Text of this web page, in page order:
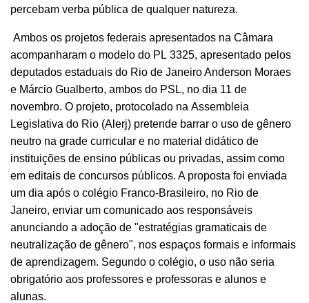
percebam verba pública de qualquer natureza.
Ambos os projetos federais apresentados na Câmara
acompanharam o modelo do PL 3325, apresentado pelos
deputados estaduais do Rio de Janeiro Anderson Moraes
e Márcio Gualberto, ambos do PSL, no dia 11 de
novembro. O projeto, protocolado na Assembleia
Legislativa do Rio (Alerj) pretende barrar o uso de gênero
neutro na grade curricular e no material didático de
instituições de ensino públicas ou privadas, assim como
em editais de concursos públicos. A proposta foi enviada
um dia após o colégio Franco-Brasileiro, no Rio de
Janeiro, enviar um comunicado aos responsáveis
anunciando a adoção de "estratégias gramaticais de
neutralização de gênero", nos espaços formais e informais
de aprendizagem. Segundo o colégio, o uso não seria
obrigatório aos professores e professoras e alunos e
alunas.